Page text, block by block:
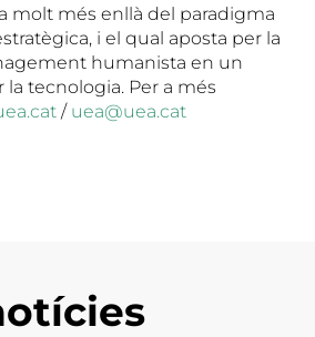
molt més enllà del paradigma
i el qual aposta per la
humanista en un
tecnologia. Per a més
/ uea@uea.cat